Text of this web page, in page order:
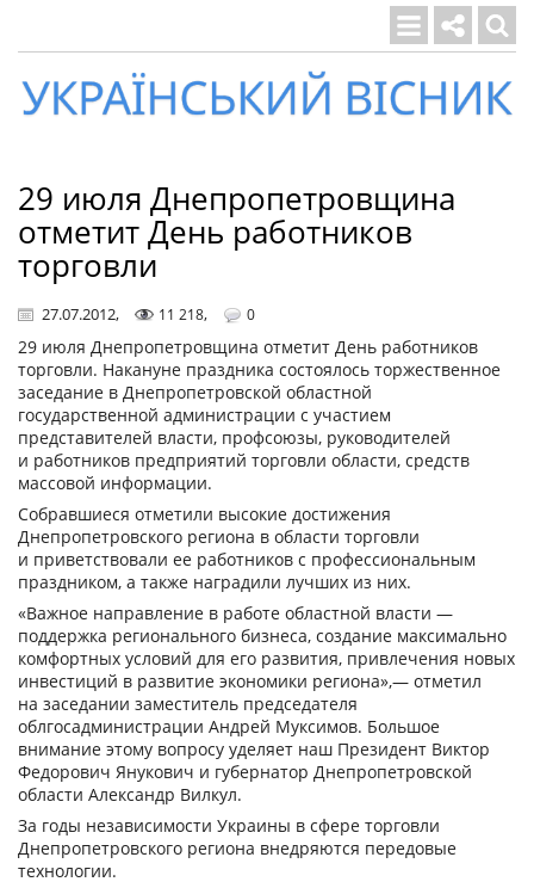
Український
вісник
29 июля Днепропетровщина
отметит День работников
торговли
27.07.2012, 11 218, 0
29 июля Днепропетровщина отметит День работников
торговли. Накануне праздника состоялось торжественное
заседание в Днепропетровской областной
государственной администрации с участием
представителей власти, профсоюзы, руководителей
и работников предприятий торговли области, средств
массовой информации.
Собравшиеся отметили высокие достижения
Днепропетровского региона в области торговли
и приветствовали ее работников с профессиональным
праздником, а также наградили лучших из них.
«Важное направление в работе областной власти —
поддержка регионального бизнеса, создание максимально
комфортных условий для его развития, привлечения новых
инвестиций в развитие экономики региона»,— отметил
на заседании заместитель председателя
облгосадминистрации Андрей Муксимов. Большое
внимание этому вопросу уделяет наш Президент Виктор
Федорович Янукович и губернатор Днепропетровской
области Александр Вилкул.
За годы независимости Украины в сфере торговли
Днепропетровского региона внедряются передовые
технологии.